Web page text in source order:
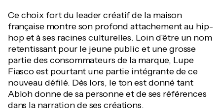
Ce choix fort du leader créatif de la maison
française montre son profond attachement au hip-
hop et à ses racines culturelles. Loin d'être un nom
retentissant pour le jeune public et une grosse
partie des consommateurs de la marque, Lupe
Fiasco est pourtant une partie intégrante de ce
nouveau défilé. Dès lors, le ton est donné tant
Abloh donne de sa personne et de ses références
dans la narration de ses créations.